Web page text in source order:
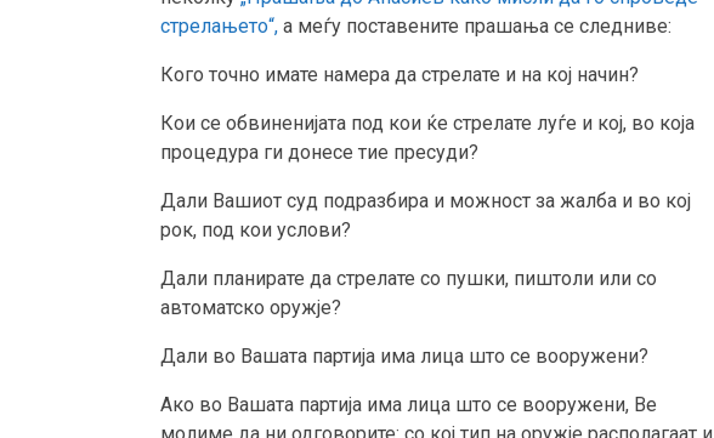
стрелањето“, а меѓу поставените прашања се следниве:
Кого точно имате намера да стрелате и на кој начин?
Кои се обвиненијата под кои ќе стрелате луѓе и кој, во која
процедура ги донесе тие пресуди?
Дали Вашиот суд подразбира и можност за жалба и во кој
рок, под кои услови?
Дали планирате да стрелате со пушки, пиштоли или со
автоматско оружје?
Дали во Вашата партија има лица што се вооружени?
Ако во Вашата партија има лица што се вооружени, Ве